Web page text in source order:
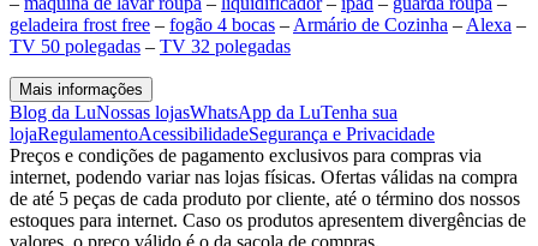
geladeira frost free – fogão 4 bocas – Armário de Cozinha – Alexa –
TV 50 polegadas – TV 32 polegadas
Mais informações
Blog da LuNossas lojasWhatsApp da LuTenha sua
lojaRegulamentoAcessibilidadeSegurança e Privacidade
Preços e condições de pagamento exclusivos para compras via
internet, podendo variar nas lojas físicas. Ofertas válidas na compra
de até 5 peças de cada produto por cliente, até o término dos nossos
estoques para internet. Caso os produtos apresentem divergências de